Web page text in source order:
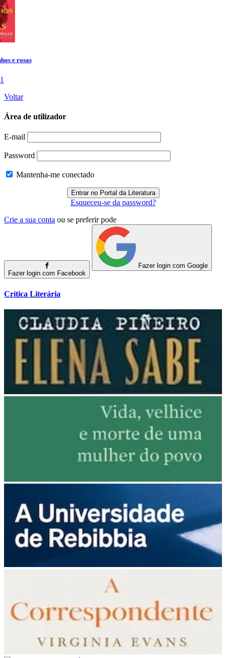
Voltar
Área de utilizador
E-mail
Password
Mantenha-me conectado
Esqueceu-se da password?
Crie a sua conta ou se preferir pode
Fazer login com Facebook
Fazer login com Google
Crítica Literária